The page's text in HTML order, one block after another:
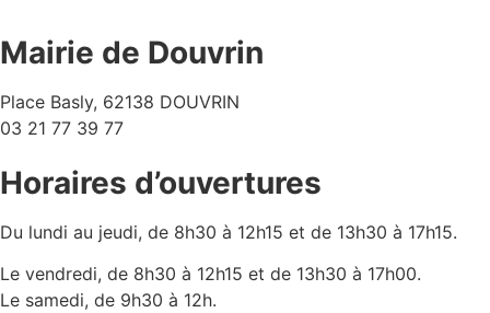
Mairie de Douvrin
Place Basly, 62138 DOUVRIN
03 21 77 39 77
Horaires d’ouvertures
Du lundi au jeudi, de 8h30 à 12h15 et de 13h30 à 17h15.
Le vendredi, de 8h30 à 12h15 et de 13h30 à 17h00.
Le samedi, de 9h30 à 12h.